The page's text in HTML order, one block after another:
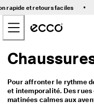
a
rapide et retours faciles •
Accéder au contenu de la
Nouveau
Femmes
Pour affronter le rythme
et intemporalité. Des
matinées calmes aux